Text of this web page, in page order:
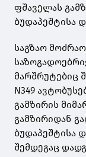
ფშაველას
ბუდაპეშტისა
საგზაო
მარშრუტებიც
N349
გამზირის
გამზირიდან
ბუდაპეშტისა
შემდეგაც